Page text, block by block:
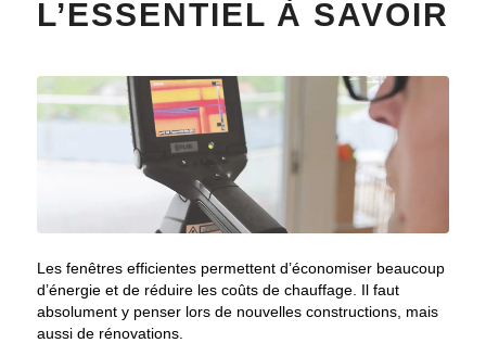
L’ESSENTIEL À SAVOIR
Les fenêtres efficientes permettent d’économiser beaucoup
d’énergie et de réduire les coûts de chauffage. Il faut
absolument y penser lors de nouvelles constructions, mais
aussi de rénovations.